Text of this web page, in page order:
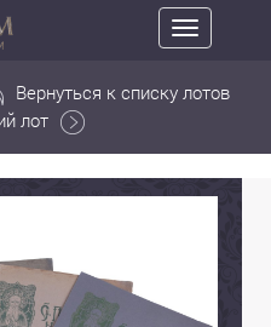
Toggle
navigation
Вернуться к списку лотов
лот